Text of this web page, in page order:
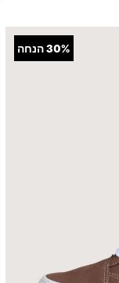
30%הנחה